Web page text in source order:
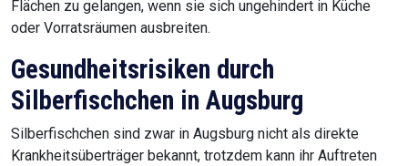
Flächen zu gelangen, wenn sie sich ungehindert in Küche
oder Vorratsräumen ausbreiten.
Gesundheitsrisiken durch
Silberfischchen in Augsburg
Silberfischchen sind zwar in Augsburg nicht als direkte
Krankheitsüberträger bekannt, trotzdem kann ihr Auftreten